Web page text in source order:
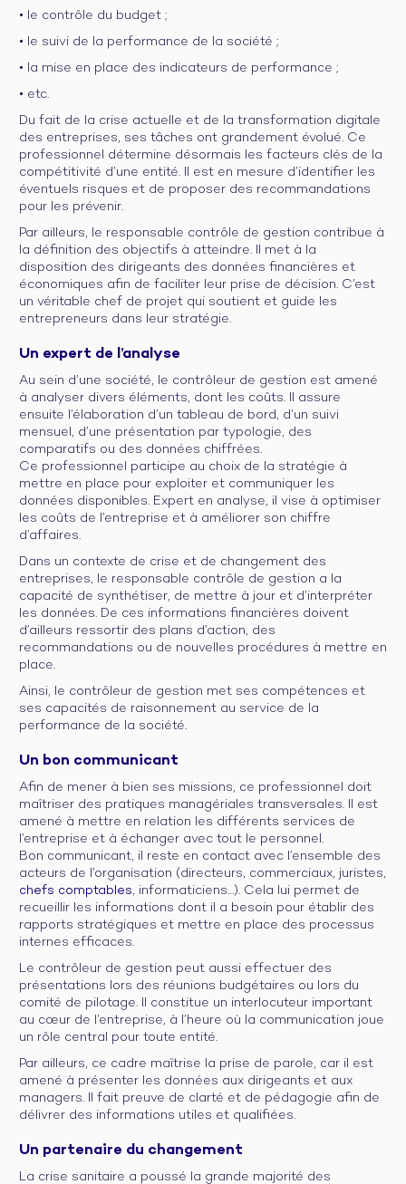
• le contrôle du budget ;
• le suivi de la performance de la société ;
• la mise en place des indicateurs de performance ;
• etc.
Du fait de la crise actuelle et de la transformation digitale
des entreprises, ses tâches ont grandement évolué. Ce
professionnel détermine désormais les facteurs clés de la
compétitivité d’une entité. Il est en mesure d’identifier les
éventuels risques et de proposer des recommandations
pour les prévenir.
Par ailleurs, le responsable contrôle de gestion contribue à
la définition des objectifs à atteindre. Il met à la
disposition des dirigeants des données financières et
économiques afin de faciliter leur prise de décision. C’est
un véritable chef de projet qui soutient et guide les
entrepreneurs dans leur stratégie.
Un expert de l’analyse
Au sein d’une société, le contrôleur de gestion est amené
à analyser divers éléments, dont les coûts. Il assure
ensuite l’élaboration d’un tableau de bord, d’un suivi
mensuel, d’une présentation par typologie, des
comparatifs ou des données chiffrées.
Ce professionnel participe au choix de la stratégie à
mettre en place pour exploiter et communiquer les
données disponibles. Expert en analyse, il vise à optimiser
les coûts de l’entreprise et à améliorer son chiffre
d’affaires.
Dans un contexte de crise et de changement des
entreprises, le responsable contrôle de gestion a la
capacité de synthétiser, de mettre à jour et d’interpréter
les données. De ces informations financières doivent
d’ailleurs ressortir des plans d’action, des
recommandations ou de nouvelles procédures à mettre en
place.
Ainsi, le contrôleur de gestion met ses compétences et
ses capacités de raisonnement au service de la
performance de la société.
Un bon communicant
Afin de mener à bien ses missions, ce professionnel doit
maîtriser des pratiques managériales transversales. Il est
amené à mettre en relation les différents services de
l’entreprise et à échanger avec tout le personnel.
Bon communicant, il reste en contact avec l’ensemble des
acteurs de l’organisation (directeurs, commerciaux, juristes,
chefs comptables, informaticiens…). Cela lui permet de
recueillir les informations dont il a besoin pour établir des
rapports stratégiques et mettre en place des processus
internes efficaces.
Le contrôleur de gestion peut aussi effectuer des
présentations lors des réunions budgétaires ou lors du
comité de pilotage. Il constitue un interlocuteur important
au cœur de l’entreprise, à l’heure où la communication joue
un rôle central pour toute entité.
Par ailleurs, ce cadre maîtrise la prise de parole, car il est
amené à présenter les données aux dirigeants et aux
managers. Il fait preuve de clarté et de pédagogie afin de
délivrer des informations utiles et qualifiées.
Un partenaire du changement
La crise sanitaire a poussé la grande majorité des